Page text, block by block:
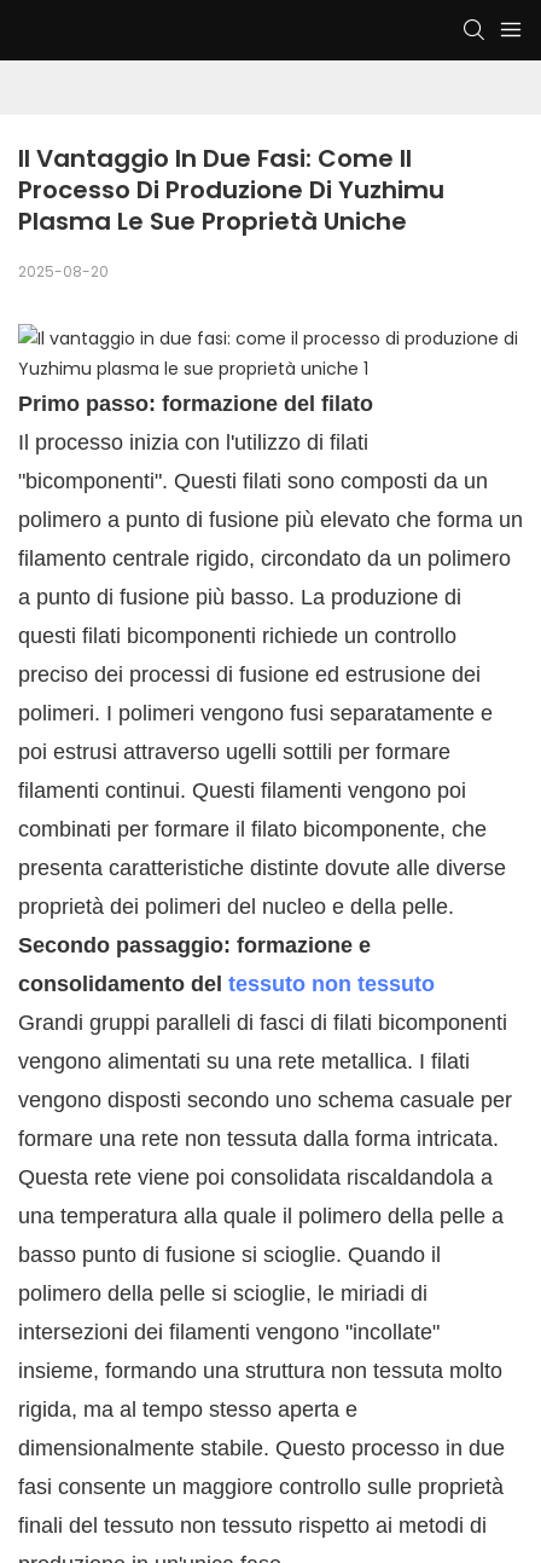
Il Vantaggio In Due Fasi: Come Il
Processo Di Produzione Di Yuzhimu
Plasma Le Sue Proprietà Uniche
2025-08-20
Primo passo: formazione del filato
Il processo inizia con l'utilizzo di filati
"bicomponenti". Questi filati sono composti da un
polimero a punto di fusione più elevato che forma un
filamento centrale rigido, circondato da un polimero
a punto di fusione più basso. La produzione di
questi filati bicomponenti richiede un controllo
preciso dei processi di fusione ed estrusione dei
polimeri. I polimeri vengono fusi separatamente e
poi estrusi attraverso ugelli sottili per formare
filamenti continui. Questi filamenti vengono poi
combinati per formare il filato bicomponente, che
presenta caratteristiche distinte dovute alle diverse
proprietà dei polimeri del nucleo e della pelle.
Secondo passaggio: formazione e
consolidamento del tessuto non tessuto
Grandi gruppi paralleli di fasci di filati bicomponenti
vengono alimentati su una rete metallica. I filati
vengono disposti secondo uno schema casuale per
formare una rete non tessuta dalla forma intricata.
Questa rete viene poi consolidata riscaldandola a
una temperatura alla quale il polimero della pelle a
basso punto di fusione si scioglie. Quando il
polimero della pelle si scioglie, le miriadi di
intersezioni dei filamenti vengono "incollate"
insieme, formando una struttura non tessuta molto
rigida, ma al tempo stesso aperta e
dimensionalmente stabile. Questo processo in due
fasi consente un maggiore controllo sulle proprietà
finali del tessuto non tessuto rispetto ai metodi di